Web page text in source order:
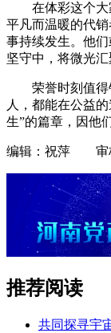
在体彩这个
平凡而温暖的代
事持续发生。他
坚守中，将微光
荣誉时刻值
人，都能在公益
生”的篇章，因他
编辑：祝萍 审
推荐阅读
共同探寻宇